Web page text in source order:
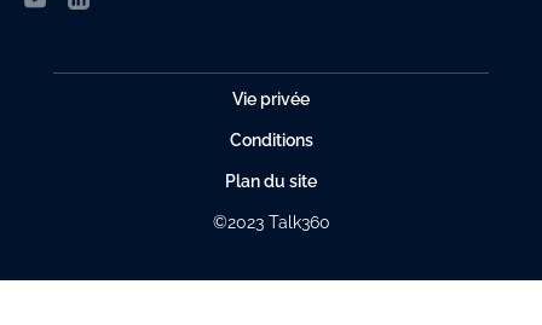
Vie privée
Conditions
Plan du site
©2023 Talk360